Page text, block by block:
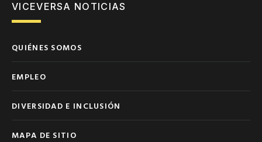
VICEVERSA NOTICIAS
QUIÉNES SOMOS
EMPLEO
DIVERSIDAD E INCLUSIÓN
MAPA DE SITIO